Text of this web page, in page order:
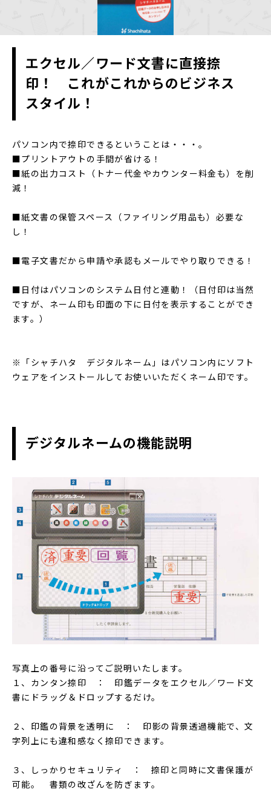
エクセル／ワード文書に直接捺
印！ これがこれからのビジネス
スタイル！
パソコン内で捺印できるということは・・・。
■プリントアウトの手間が省ける！
■紙の出力コスト（トナー代金やカウンター料金も）を削
減！
■紙文書の保管スペース（ファイリング用品も）必要な
し！
■電子文書だから申請や承認もメールでやり取りできる！
■日付はパソコンのシステム日付と連動！（日付印は当然
ですが、ネーム印も印面の下に日付を表示することができ
ます。）
※「シャチハタ デジタルネーム」はパソコン内にソフト
ウェアをインストールしてお使いいただくネーム印です。
デジタルネームの機能説明
写真上の番号に沿ってご説明いたします。
１、カンタン捺印 ： 印鑑データをエクセル／ワード文
書にドラッグ＆ドロップするだけ。
２、印鑑の背景を透明に ： 印影の背景透過機能で、文
字列上にも違和感なく捺印できます。
３、しっかりセキュリティ ： 捺印と同時に文書保護が
可能。 書類の改ざんを防ぎます。